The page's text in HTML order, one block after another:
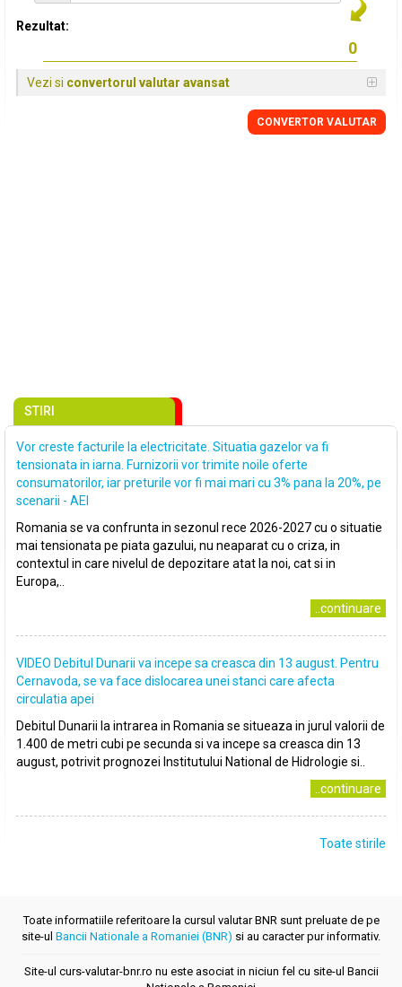
Rezultat:
Vezi si convertorul valutar avansat
CONVERTOR VALUTAR
STIRI
Vor creste facturile la electricitate. Situatia gazelor va fi
tensionata in iarna. Furnizorii vor trimite noile oferte
consumatorilor, iar preturile vor fi mai mari cu 3% pana la 20%, pe
scenarii - AEI
Romania se va confrunta in sezonul rece 2026-2027 cu o situatie
mai tensionata pe piata gazului, nu neaparat cu o criza, in
contextul in care nivelul de depozitare atat la noi, cat si in
Europa,..
..continuare
VIDEO Debitul Dunarii va incepe sa creasca din 13 august. Pentru
Cernavoda, se va face dislocarea unei stanci care afecta
circulatia apei
Debitul Dunarii la intrarea in Romania se situeaza in jurul valorii de
1.400 de metri cubi pe secunda si va incepe sa creasca din 13
august, potrivit prognozei Institutului National de Hidrologie si..
..continuare
Toate stirile
Toate informatiile referitoare la cursul valutar BNR sunt preluate de pe
site-ul Bancii Nationale a Romaniei (BNR) si au caracter pur informativ.
Site-ul curs-valutar-bnr.ro nu este asociat in niciun fel cu site-ul Bancii